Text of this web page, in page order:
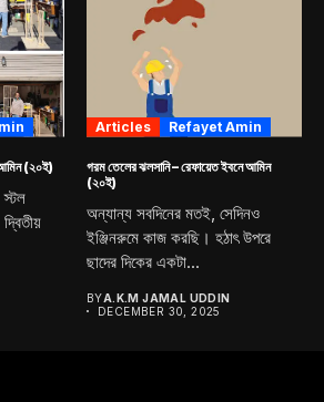
আমিন (২০ই)
Articles Refayet Amin
গরম তেলের ঝলসানি – রেফায়েত ইবনে আমিন
(২০ই)
অন্যান্য সবদিনের মতই, সেদিনও
ইঞ্জিনরুমে কাজ করছি। হঠাৎ উপরে
ছাদের দিকের একটা...
BYA.K.M JAMAL UDDIN
DECEMBER 30, 2025